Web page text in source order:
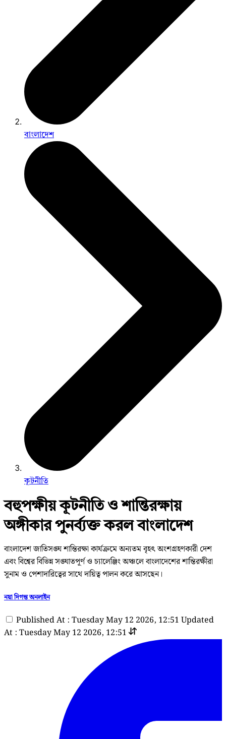
বাংলাদেশ
কূটনীতি
বহুপক্ষীয় কূটনীতি ও শান্তিরক্ষায়
অঙ্গীকার পুনর্ব্যক্ত করল বাংলাদেশ
বাংলাদেশ জাতিসঙ্ঘ শান্তিরক্ষা কার্যক্রমে অন্যতম বৃহৎ অংশগ্রহণকারী দেশ
এবং বিশ্বের বিভিন্ন সঙ্ঘাতপূর্ণ ও চ্যালেঞ্জিং অঞ্চলে বাংলাদেশের শান্তিরক্ষীরা
সুনাম ও পেশাদারিত্বের সাথে দায়িত্ব পালন করে আসছেন।
নয়া দিগন্ত অনলাইন
Published At : Tuesday May 12 2026, 12:51 Updated
At : Tuesday May 12 2026, 12:51